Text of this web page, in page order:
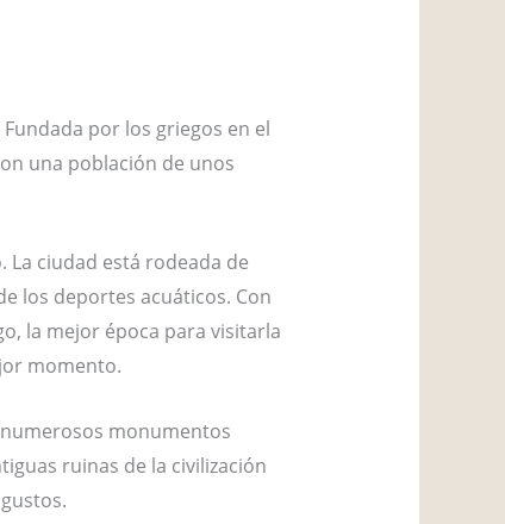
por los griegos en el
una población de unos
ciudad está rodeada de
los deportes acuáticos. Con
la mejor época para visitarla
momento.
monumentos
ruinas de la civilización